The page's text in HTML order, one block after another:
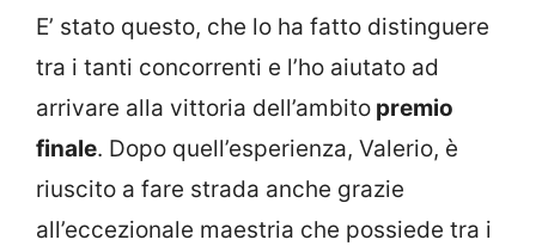
E’ stato questo, che lo ha fatto distinguere
tra i tanti concorrenti e l’ho aiutato ad
arrivare alla vittoria dell’ambito premio
finale. Dopo quell’esperienza, Valerio, è
riuscito a fare strada anche grazie
all’eccezionale maestria che possiede tra i